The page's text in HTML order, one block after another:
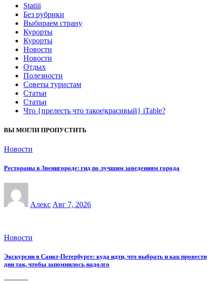
Statiii
Без рубрики
Выбираем страну
Курорты
Курорты
Новости
Новости
Отдых
Полезности
Советы туристам
Статьи
Статьи
Что {прелесть что такое|красивый} iTable?
ВЫ МОГЛИ ПРОПУСТИТЬ
Новости
Рестораны в Звенигороде: гид по лучшим заведениям города
Алекс Авг 7, 2026
Новости
Экскурсии в Санкт-Петербурге: куда идти, что выбрать и как провести
дни так, чтобы запомнилось надолго